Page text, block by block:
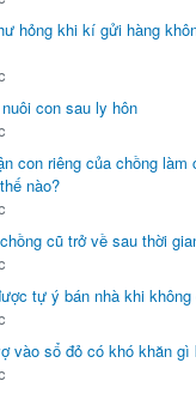
hỏng khi kí gửi hàng
con sau ly hôn
con riêng của chồng làm
nào?
cũ trở về sau thời
tự ý bán nhà khi
vào sổ đỏ có khó khăn gì